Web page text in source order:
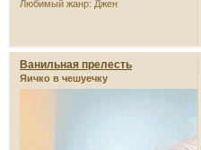
Любимый жанр: Джен
Ванильная прелесть
Яичко в чешуечку